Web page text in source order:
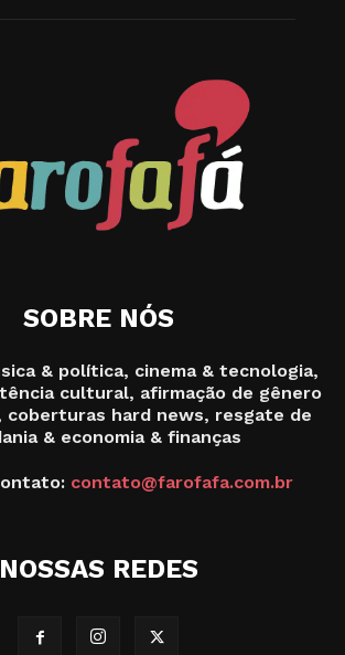
SOBRE NÓS
& política, cinema & tecnologia,
cultural, afirmação de gênero
coberturas hard news, resgate de
& economia & finanças
contato@farofafa.com.br
NOSSAS REDES